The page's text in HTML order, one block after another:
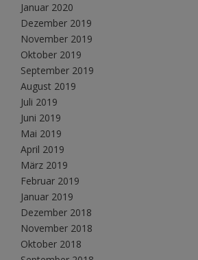
Januar 2020
Dezember 2019
November 2019
Oktober 2019
September 2019
August 2019
Juli 2019
Juni 2019
Mai 2019
April 2019
März 2019
Februar 2019
Januar 2019
Dezember 2018
November 2018
Oktober 2018